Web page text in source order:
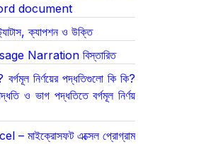
document
ক্যাপশন ও উক্তি
Narration বিস্তারিত
বর্গমূল নির্ণয়ের পদ্ধতিগুলো কি কি?
ও ভাগ পদ্ধতিতে বর্গমূল নির্ণয়
মাইক্রোসফট এক্সেল প্রোগ্রাম